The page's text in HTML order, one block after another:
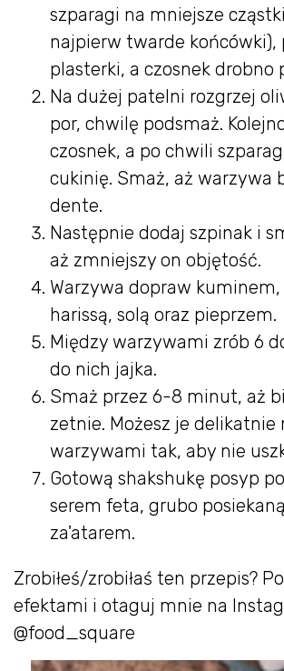
szparagi na mniejsze
najpierw twarde końcówki),
plasterki, a czosnek drobno
Na dużej patelni rozgrzej
por, chwilę podsmaż.
czosnek, a po chwili
cukinię. Smaż, aż warzywa
dente.
Następnie dodaj szpinak i
aż zmniejszy on objętość.
Warzywa dopraw
harissą, solą oraz pieprzem.
Między warzywami zrób 6
do nich jajka.
Smaż przez 6-8 minut, aż
zetnie. Możesz je delikatnie
warzywami tak, aby nie
Gotową shakshukę posyp
serem feta, grubo
za'atarem.
Zrobiłeś/zrobiłaś ten przepis?
efektami i otaguj mnie na
@food_square